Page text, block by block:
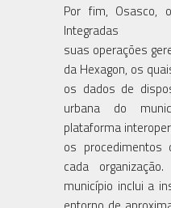
Por fim, Osasco,
suas operações
da Hexagon, os
os dados de
urbana do
plataforma
os procedimentos
cada
município inclui a